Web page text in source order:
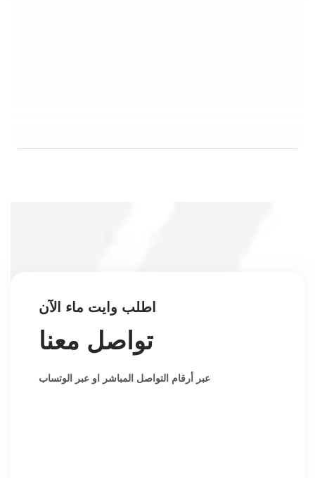
اطلب وايت ماء الآن
تواصل معنا
عبر أرقام التواصل المباشر او عبر الوتساب